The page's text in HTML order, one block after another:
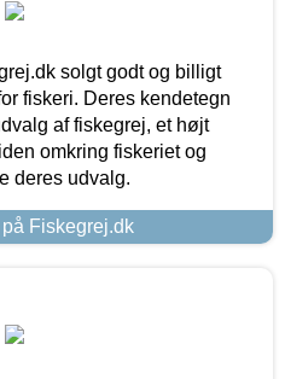
solgt godt og billigt
fiskeri. Deres kendetegn
af fiskegrej, et højt
omkring fiskeriet og
deres udvalg.
Fiskegrej.dk